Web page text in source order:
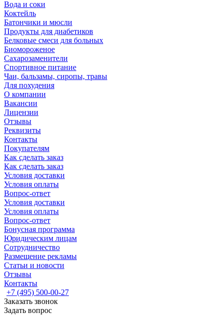
Вода и соки
Коктейль
Батончики и мюсли
Продукты для диабетиков
Белковые смеси для больных
Биомороженое
Сахарозаменители
Спортивное питание
Чаи, бальзамы, сиропы, травы
Для похудения
О компании
Вакансии
Лицензии
Отзывы
Реквизиты
Контакты
Покупателям
Как сделать заказ
Как сделать заказ
Условия доставки
Условия оплаты
Вопрос-ответ
Условия доставки
Условия оплаты
Вопрос-ответ
Бонусная программа
Юридическим лицам
Сотрудничество
Размещение рекламы
Статьи и новости
Отзывы
Контакты
+7 (495) 500-00-27
Заказать звонок
Задать вопрос